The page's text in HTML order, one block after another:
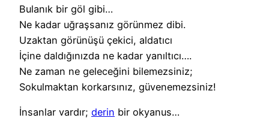
Bulanık bir göl gibi…
Ne kadar uğraşsanız görünmez dibi.
Uzaktan görünüşü çekici, aldatıcı
İçine daldığınızda ne kadar yanıltıcı….
Ne zaman ne geleceğini bilemezsiniz;
Sokulmaktan korkarsınız, güvenemezsiniz!
İnsanlar vardır; derin bir okyanus…